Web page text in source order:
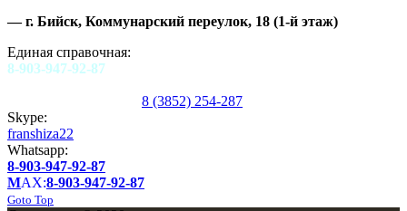
—г. Бийск, Коммунарский переулок, 18 (1-й этаж)
Единая справочная:
8-903-947-92-87
8 (3852) 254-287
Skype:
franshiza22
Whatsapp:
8-903-947-92-87
MAX:8-903-947-92-87
Goto Top